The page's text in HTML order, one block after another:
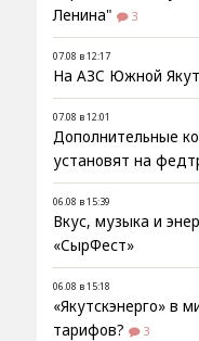
Ленина"
3
07.08 в 12:17
На АЗС Южной
07.08 в 12:01
Дополнительные
установят на
06.08 в 15:39
Вкус, музыка и
«СырФест»
06.08 в 15:18
«Якутскэнерго» в
тарифов?
3